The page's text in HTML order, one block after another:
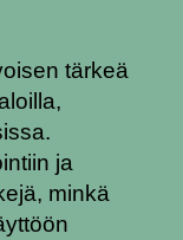
tärkeä
ja
minkä